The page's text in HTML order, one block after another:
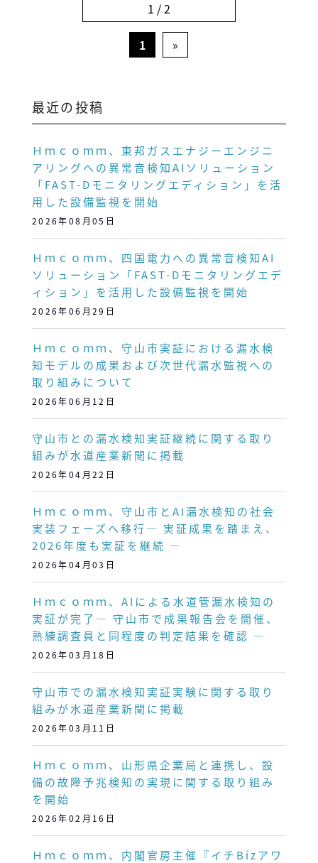
1 / 2
1 »
最近の投稿
Ｈｍｃｏｍｍ、東邦ガスエナジーエンジニ
アリングへの異常音検知AIソリューション
「FAST-Dモニタリングエディション」を活
用した設備監視を開始
2026年08月05日
Ｈｍｃｏｍｍ、四国電力への異常音検知AI
ソリューション「FAST-Dモニタリングエデ
ィション」を活用した設備監視を開始
2026年06月29日
Ｈｍｃｏｍｍ、守山市実証における漏水検
知モデルの成果および次世代漏水監視への
取り組みについて
2026年06月12日
守山市との漏水検知実証継続に関する取り
組みが水道産業新聞に掲載
2026年04月22日
Ｈｍｃｏｍｍ、守山市とAI漏水検知の社会
実装フェーズへ移行― 実証成果を踏まえ、
2026年度も実証を継続 ―
2026年04月03日
Ｈｍｃｏｍｍ、AIによる水道管漏水検知の
実証が完了― 守山市で成果報告会を開催、
熟練調査員と同程度の判定結果を確認 ―
2026年03月18日
守山市での漏水検知実証実験に関する取り
組みが水道産業新聞に掲載
2026年03月11日
Ｈｍｃｏｍｍ、山形県企業局と連携し、設
備の故障予兆検知の実現に関する取り組み
を開始
2026年02月16日
Ｈｍｃｏｍｍ、内閣官房主催『イチBizアワ